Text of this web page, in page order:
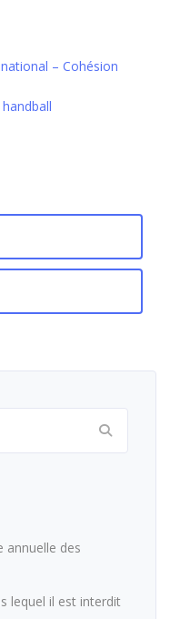
– Cohésion
annuelle des
lequel il est interdit